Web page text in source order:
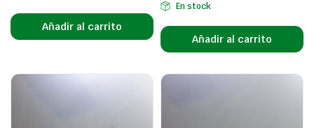
Añadir al carrito
En stock
Añadir al carrito